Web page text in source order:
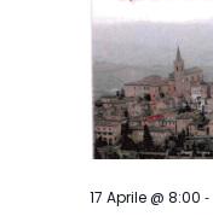
17 Aprile @ 8:00 -